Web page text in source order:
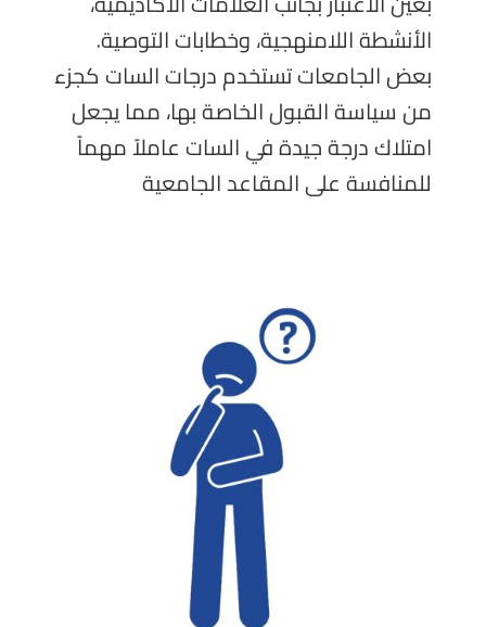
بعين الاعتبار بجانب العلامات الأكاديمية،
الأنشطة اللامنهجية، وخطابات التوصية.
بعض الجامعات تستخدم درجات السات كجزء
من سياسة القبول الخاصة بها، مما يجعل
امتلاك درجة جيدة في السات عاملاً مهماً
للمنافسة على المقاعد الجامعية